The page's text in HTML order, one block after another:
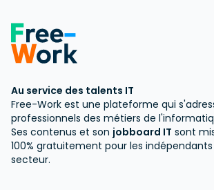
Au service des talents IT
Free-Work est une plateforme qui
professionnels des métiers de
Ses contenus et son jobboard IT sont
100% gratuitement pour les
secteur.